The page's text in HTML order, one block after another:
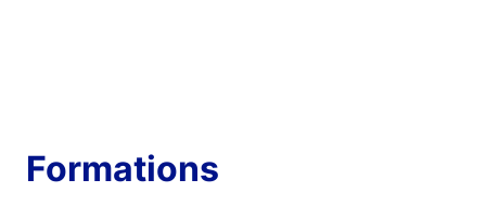
Formations